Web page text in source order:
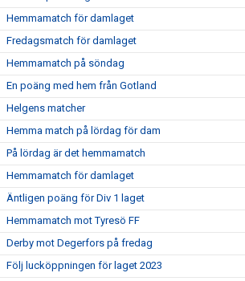
Hemmamatch för damlaget
Fredagsmatch för damlaget
Hemmamatch på söndag
En poäng med hem från Gotland
Helgens matcher
Hemma match på lördag för dam
På lördag är det hemmamatch
Hemmamatch för damlaget
Äntligen poäng för Div 1 laget
Hemmamatch mot Tyresö FF
Derby mot Degerfors på fredag
Följ lucköppningen för laget 2023